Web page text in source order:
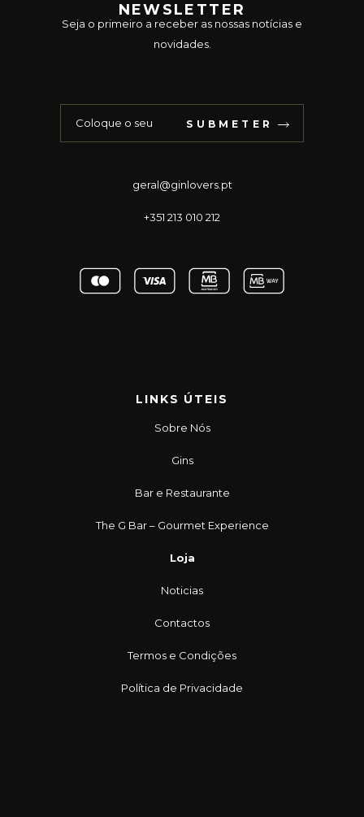
NEWSLETTER
Seja o primeiro a receber as nossas notícias e
novidades.
SUBMETER
geral@ginlovers.pt
+351 213 010 212
LINKS ÚTEIS
Sobre Nós
Gins
Bar e Restaurante
The G Bar – Gourmet Experience
Loja
Noticias
Contactos
Termos e Condições
Política de Privacidade